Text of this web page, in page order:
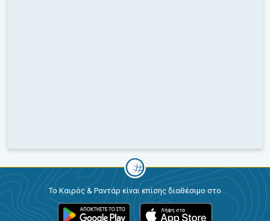
Το Καιρός & Ραντάρ είναι επίσης διαθέσιμο στο